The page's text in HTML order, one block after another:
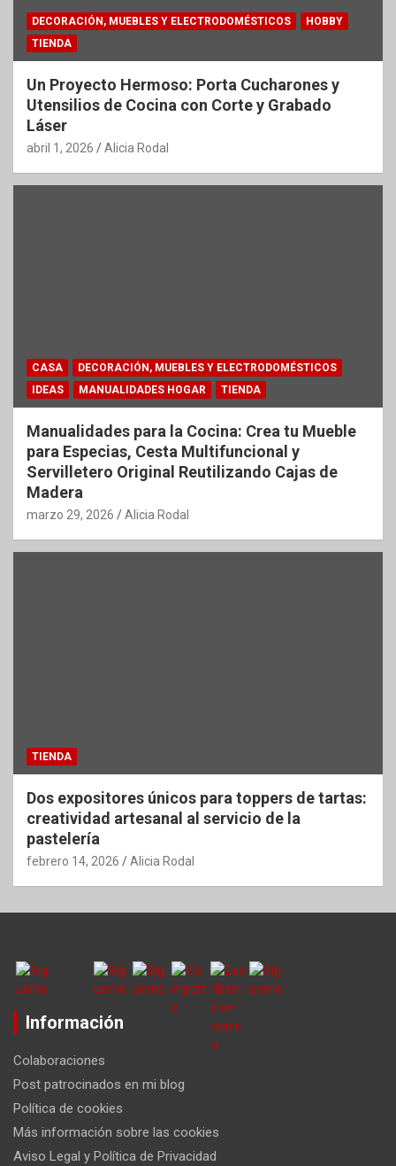
DECORACIÓN, MUEBLES Y ELECTRODOMÉSTICOS
HOBBY
TIENDA
Un Proyecto Hermoso: Porta Cucharones y
Utensilios de Cocina con Corte y Grabado
Láser
abril 1, 2026 Alicia Rodal
CASA
DECORACIÓN, MUEBLES Y ELECTRODOMÉSTICOS
IDEAS
MANUALIDADES HOGAR TIENDA
Manualidades para la Cocina: Crea tu Mueble
para Especias, Cesta Multifuncional y
Servilletero Original Reutilizando Cajas de
Madera
marzo 29, 2026 Alicia Rodal
TIENDA
Dos expositores únicos para toppers de tartas:
creatividad artesanal al servicio de la
pastelería
febrero 14, 2026 Alicia Rodal
Información
Colaboraciones
Post patrocinados en mi blog
Política de cookies
Más información sobre las cookies
Aviso Legal y Política de Privacidad